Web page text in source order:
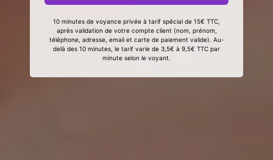
10 minutes de voyance privée à tarif spécial de 15€ TTC,
après validation de votre compte client (nom, prénom,
téléphone, adresse, email et carte de paiement valide). Au-
delà des 10 minutes, le tarif varie de 3,5€ à 9,5€ TTC par
minute selon le voyant.